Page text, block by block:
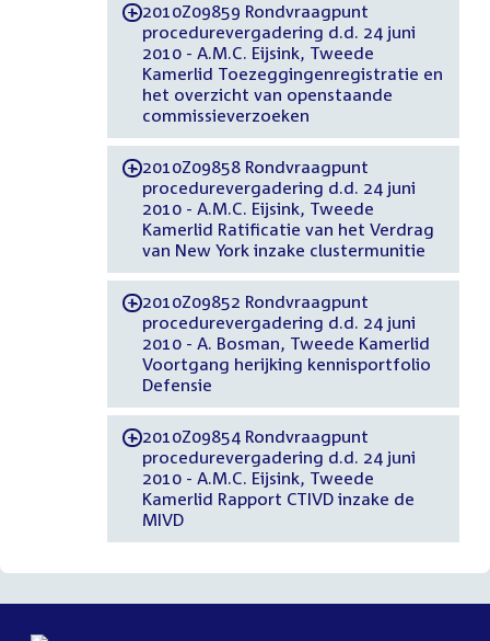
-2010Z09859 Rondvraagpunt
procedurevergadering d.d. 24 juni
2010 - A.M.C. Eijsink, Tweede
Kamerlid Toezeggingenregistratie en
het overzicht van openstaande
commissieverzoeken
-2010Z09858 Rondvraagpunt
procedurevergadering d.d. 24 juni
2010 - A.M.C. Eijsink, Tweede
Kamerlid Ratificatie van het Verdrag
van New York inzake clustermunitie
-2010Z09852 Rondvraagpunt
procedurevergadering d.d. 24 juni
2010 - A. Bosman, Tweede Kamerlid
Voortgang herijking kennisportfolio
Defensie
-2010Z09854 Rondvraagpunt
procedurevergadering d.d. 24 juni
2010 - A.M.C. Eijsink, Tweede
Kamerlid Rapport CTIVD inzake de
MIVD